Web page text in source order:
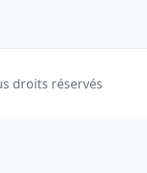
droits réservés